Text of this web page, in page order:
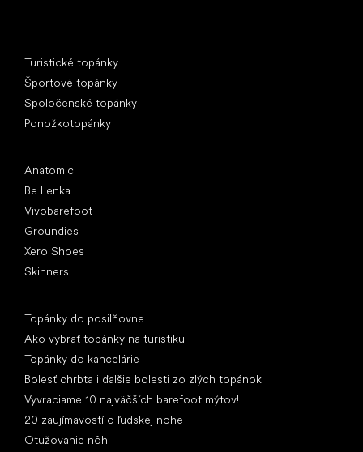
Turistické topánky
Športové topánky
Spoločenské topánky
Ponožkotopánky
Anatomic
Be Lenka
Vivobarefoot
Groundies
Xero Shoes
Skinners
Topánky do posilňovne
Ako vybrať topánky na turistiku
Topánky do kancelárie
Bolesť chrbta i ďalšie bolesti zo zlých topánok
Vyvraciame 10 najväčších barefoot mýtov!
20 zaujímavostí o ľudskej nohe
Otužovanie nôh